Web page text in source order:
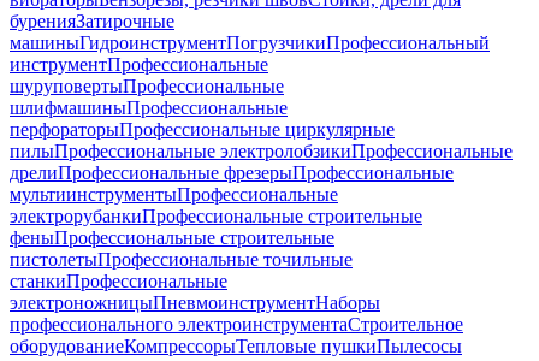
буренияЗатирочные
машиныГидроинструментПогрузчикиПрофессиональный
инструментПрофессиональные
шуруповертыПрофессиональные
шлифмашиныПрофессиональные
перфораторыПрофессиональные циркулярные
пилыПрофессиональные электролобзикиПрофессиональные
дрелиПрофессиональные фрезерыПрофессиональные
мультиинструментыПрофессиональные
электрорубанкиПрофессиональные строительные
феныПрофессиональные строительные
пистолетыПрофессиональные точильные
станкиПрофессиональные
электроножницыПневмоинструментНаборы
профессионального электроинструментаСтроительное
оборудованиеКомпрессорыТепловые пушкиПылесосы